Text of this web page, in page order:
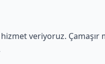
veriyoruz. Çamaşır